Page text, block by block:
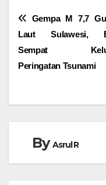
Navigasi
pos
Gempa M 7,7
Laut Sulawesi,
Sempat
Peringatan Tsunami
ByAsrul R